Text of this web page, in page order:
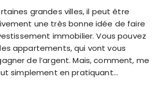
grandes villes, il peut être
une très bonne idée de faire
immobilier. Vous pouvez
appartements, qui vont vous
de l’argent. Mais, comment, me
simplement en pratiquant…